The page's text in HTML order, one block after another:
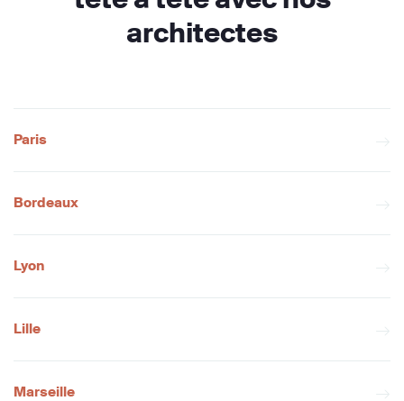
architectes
Paris
Bordeaux
Lyon
Lille
Marseille